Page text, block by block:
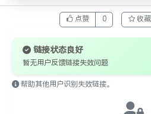
点赞 0 收藏
链接状态良好
暂无用户反馈链接失效问题
帮助其他用户识别失效链接。